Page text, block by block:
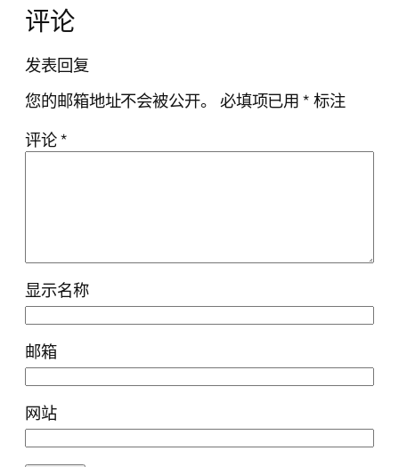
评论
发表回复
您的邮箱地址不会被公开。 必填项已用*标注
评论*
显示名称
邮箱
网站